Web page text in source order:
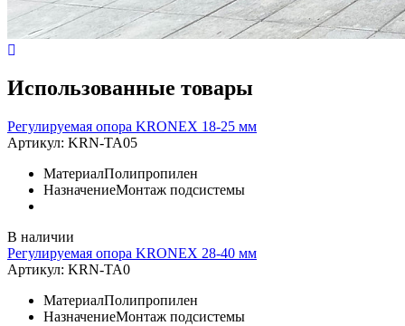
Использованные товары
Регулируемая опора KRONEX 18-25 мм
Артикул: KRN-TA05
МатериалПолипропилен
НазначениеМонтаж подсистемы
В наличии
Регулируемая опора KRONEX 28-40 мм
Артикул: KRN-TA0
МатериалПолипропилен
НазначениеМонтаж подсистемы